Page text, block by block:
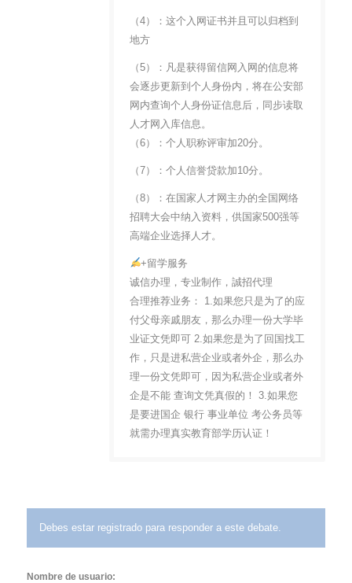
（4）：这个入网证书并且可以归档到
地方
（5）：凡是获得留信网入网的信息将
会逐步更新到个人身份内，将在公安部
网内查询个人身份证信息后，同步读取
人才网入库信息。
（6）：个人职称评审加20分。
（7）：个人信誉贷款加10分。
（8）：在国家人才网主办的全国网络
招聘大会中纳入资料，供国家500强等
高端企业选择人才。
+留学服务
诚信办理，专业制作，誠招代理
合理推荐业务： 1.如果您只是为了的应
付父母亲戚朋友，那么办理一份大学毕
业证文凭即可 2.如果您是为了回国找工
作，只是进私营企业或者外企，那么办
理一份文凭即可，因为私营企业或者外
企是不能 查询文凭真假的！ 3.如果您
是要进国企 银行 事业单位 考公务员等
就需办理真实教育部学历认证！
Debes estar registrado para responder a este debate.
Nombre de usuario: